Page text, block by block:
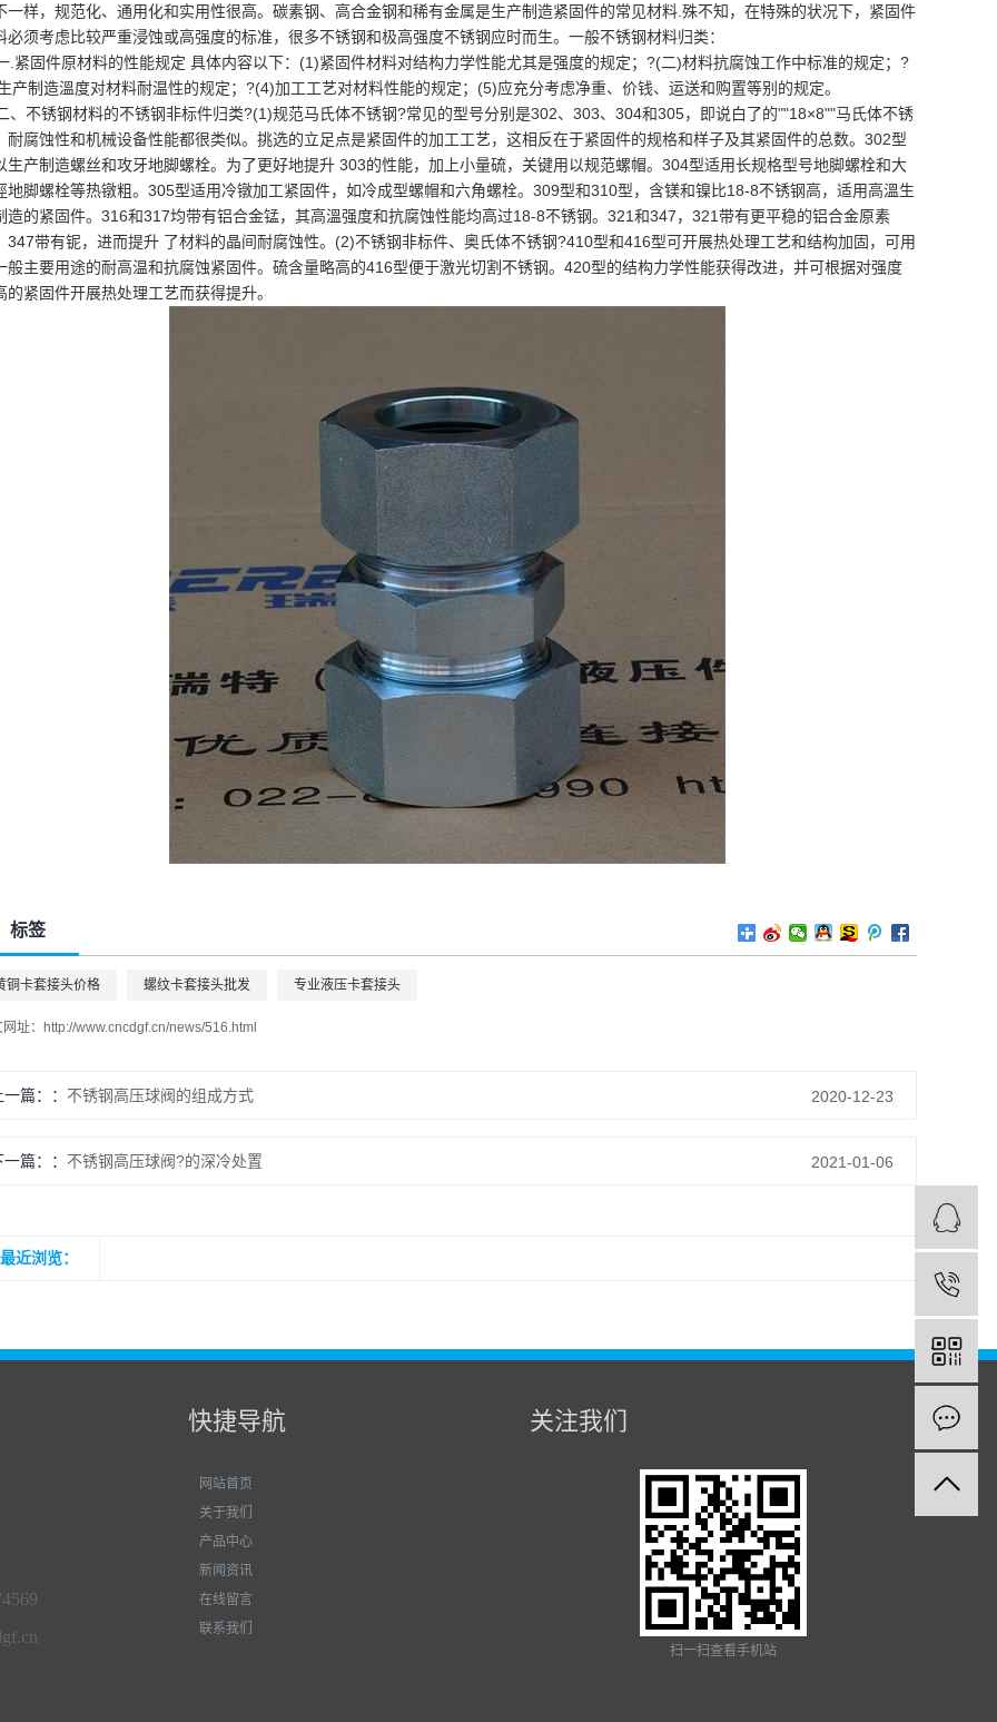
一样，规范化、通用化和实用性很高。碳素钢、高合金钢和稀有金属是生产制造紧固件的常见材料.殊不知，在特殊的状况下，紧固件
必须考虑比较严重浸蚀或高强度的标准，很多不锈钢和极高强度不锈钢应时而生。一般不锈钢材料归类：
固件原材料的性能规定 具体内容以下：(1)紧固件材料对结构力学性能尤其是强度的规定；?(二)材料抗腐蚀工作中标准的规定；?
产制造溫度对材料耐温性的规定；?(4)加工工艺对材料性能的规定；(5)应充分考虑净重、价钱、运送和购置等别的规定。
不锈钢材料的不锈钢非标件归类?(1)规范马氏体不锈钢?常见的型号分别是302、303、304和305，即说白了的""18×8""马氏体不锈
耐腐蚀性和机械设备性能都很类似。挑选的立足点是紧固件的加工工艺，这相反在于紧固件的规格和样子及其紧固件的总数。302型
生产制造螺丝和攻牙地脚螺栓。为了更好地提升 303的性能，加上小量硫，关键用以规范螺帽。304型适用长规格型号地脚螺栓和大
地脚螺栓等热镦粗。305型适用冷镦加工紧固件，如冷成型螺帽和六角螺栓。309型和310型，含镁和镍比18-8不锈钢高，适用高溫生
造的紧固件。316和317均带有铝合金锰，其高溫强度和抗腐蚀性能均高过18-8不锈钢。321和347，321带有更平稳的铝合金原素
347带有铌，进而提升 了材料的晶间耐腐蚀性。(2)不锈钢非标件、奥氏体不锈钢?410型和416型可开展热处理工艺和结构加固，可用
般主要用途的耐高温和抗腐蚀紧固件。硫含量略高的416型便于激光切割不锈钢。420型的结构力学性能获得改进，并可根据对强度
的紧固件开展热处理工艺而获得提升。
标签
铜卡套接头价格 螺纹卡套接头批发 专业液压卡套接头
址： http://www.cncdgf.cn/news/516.html
篇： 不锈钢高压球阀的组成方式 2020-12-23
篇： 不锈钢高压球阀?的深冷处置 2021-01-06
最近浏览：
快捷导航
网站首页
关于我们
产品中心
新闻资讯
在线留言
联系我们
关注我们
扫一扫查看手机站